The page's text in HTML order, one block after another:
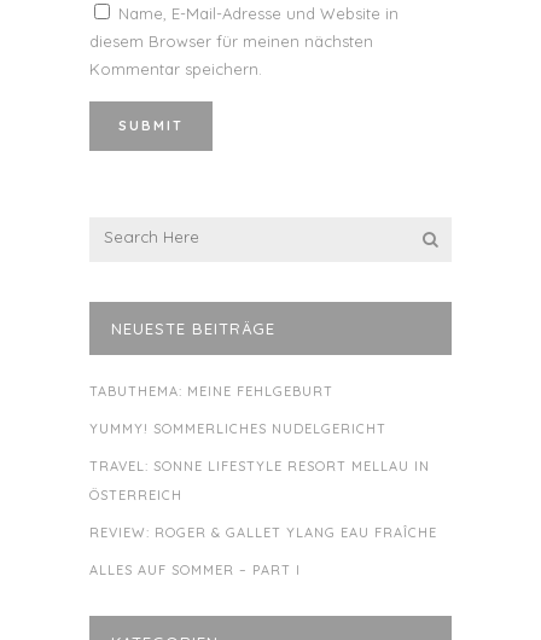
Name, E-Mail-Adresse und Website in
diesem Browser für meinen nächsten
Kommentar speichern.
NEUESTE BEITRÄGE
TABUTHEMA: MEINE FEHLGEBURT
YUMMY! SOMMERLICHES NUDELGERICHT
TRAVEL: SONNE LIFESTYLE RESORT MELLAU IN
ÖSTERREICH
REVIEW: ROGER & GALLET YLANG EAU FRAÎCHE
ALLES AUF SOMMER – PART I